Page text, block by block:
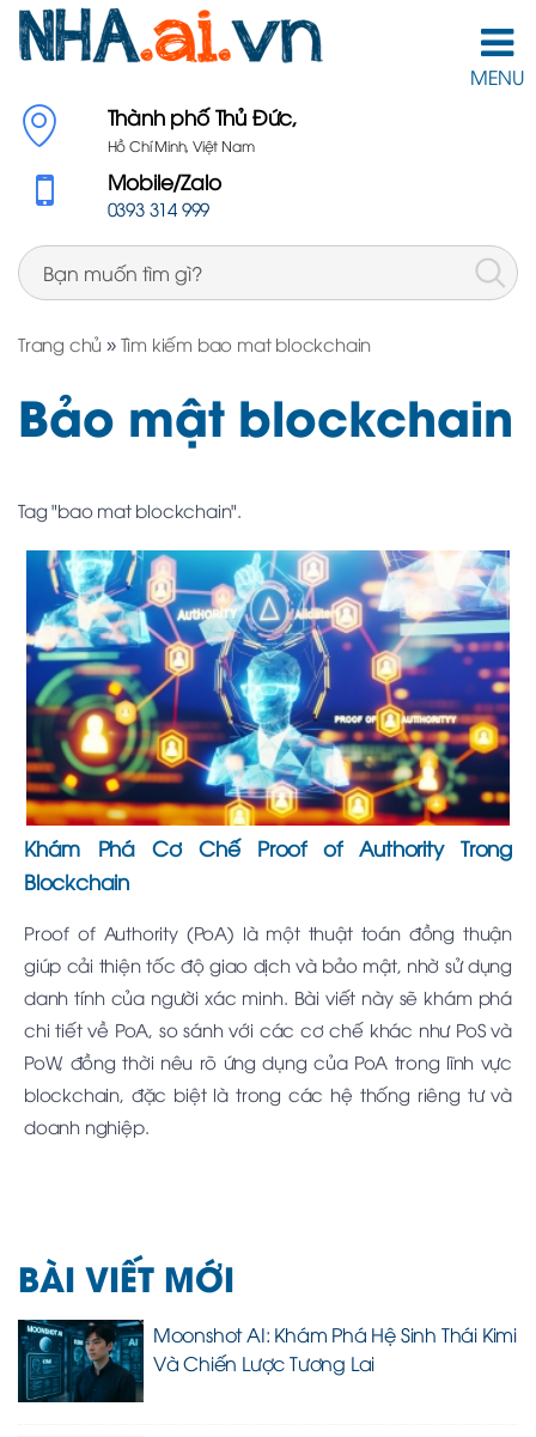
MENU
Thành phố Thủ Đức,
Hồ Chí Minh, Việt Nam
Mobile/Zalo
0393 314 999
Trang chủ » Tìm kiếm bao mat blockchain
Bảo mật blockchain
Tag "bao mat blockchain".
Khám Phá Cơ Chế Proof of Authority Trong
Blockchain
Proof of Authority (PoA) là một thuật toán đồng thuận
giúp cải thiện tốc độ giao dịch và bảo mật, nhờ sử dụng
danh tính của người xác minh. Bài viết này sẽ khám phá
chi tiết về PoA, so sánh với các cơ chế khác như PoS và
PoW, đồng thời nêu rõ ứng dụng của PoA trong lĩnh vực
blockchain, đặc biệt là trong các hệ thống riêng tư và
doanh nghiệp.
BÀI VIẾT MỚI
Moonshot AI: Khám Phá Hệ Sinh Thái Kimi
Và Chiến Lược Tương Lai